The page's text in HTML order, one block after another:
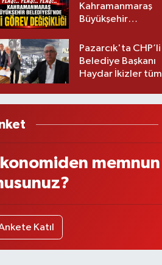
Kahramanmaraş
Büyükşehir
görev değişikliği!
Pazarcık'ta CHP’li
Belediye Başkanı
Haydar İkizler tüm
memnun
Katıl